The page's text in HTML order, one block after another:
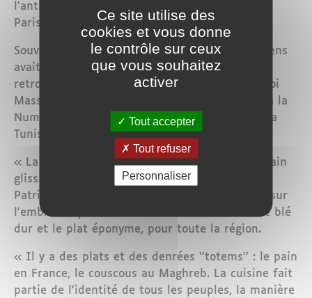
l'anthropologue, gastronome et restauratrice à
Paris Fatema Hal, né à Oudja (Maroc).
Souvent citée, l'historienne culinaire Lucie Bolens
avait décrit des pots primitifs de couscous
retrouvés en Algérie, remontant au règne du roi
Massinissa (202-148 av. JC), Berbère qui unifia la
Numidie (nord de l'Algérie et des portions de la
Tunisie et de la Libye).
« La paternité est un sujet compliqué, un terrain
glissant. Et est-ce si important ? », interroge
Patrick Rambourg qui préfère mettre l'accent sur
l'emblème que sont devenus cette semoule de blé
dur et le plat éponyme, pour toute la région.
« Il y a des plats et des denrées ‘’totems’’ : le pain
en France, le couscous au Maghreb. La cuisine fait
partie de l'identité de tous les peuples, la manière
Ce site utilise des
cookies et vous donne
le contrôle sur ceux
que vous souhaitez
activer
Tout accepter
Tout refuser
Personnaliser